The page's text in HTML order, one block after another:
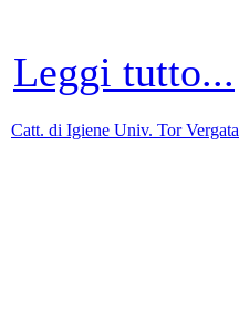
Leggi tutto...
Catt. di Igiene Univ. Tor Vergata